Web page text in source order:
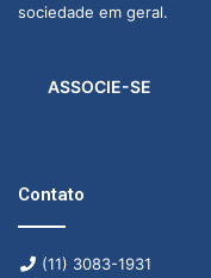
sociedade em geral.
ASSOCIE-SE
Contato
(11) 3083-1931